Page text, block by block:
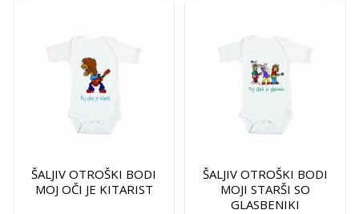
ŠALJIV OTROŠKI BODI
MOJ OČI JE KITARIST
ŠALJIV OTROŠKI BODI
MOJI STARŠI SO
GLASBENIKI